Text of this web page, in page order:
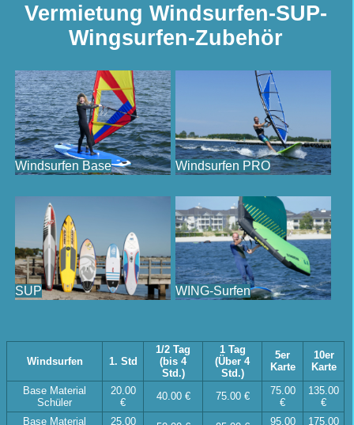
Vermietung Windsurfen-SUP-
Wingsurfen-Zubehör
Windsurfen Base Windsurfen PRO
SUP WING-Surfen
Windsurfen 1. Std
1/2 Tag
(bis 4
Std.)
1 Tag
(Über 4
Std.)
5er
Karte
10er
Karte
Base Material
Schüler
20.00
€
40.00 € 75.00 €
75.00
€
135.00
€
Base Material
25.00
95.00
175.00